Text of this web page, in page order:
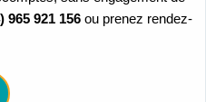
965 921 156 ou prenez rendez-